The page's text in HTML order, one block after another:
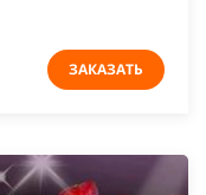
ЗАКАЗАТЬ